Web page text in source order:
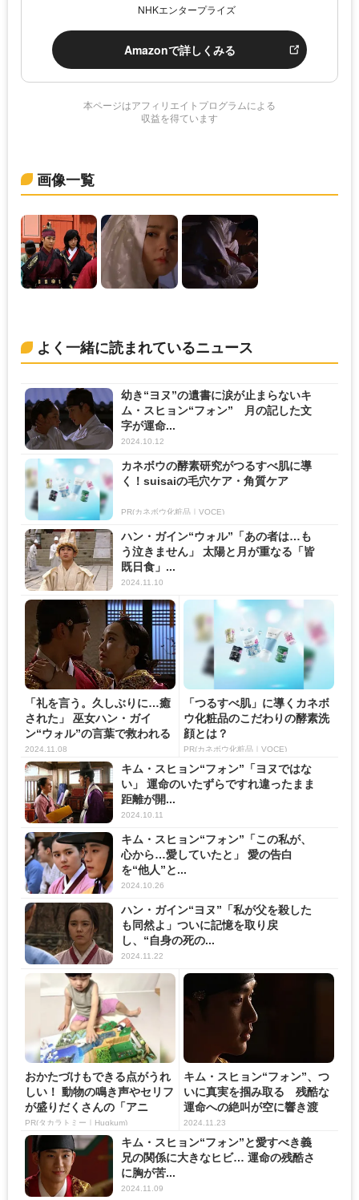
NHKエンタープライズ
Amazonで詳しくみる
本ページはアフィリエイトプログラムによる
収益を得ています
画像一覧
よく一緒に読まれているニュース
幼き“ヨヌ”の遺書に涙が止まらないキ
ム・スヒョン“フォン” 月の記した文
字が運命...
2024.10.12
カネボウの酵素研究がつるすべ肌に導
く！suisaiの毛穴ケア・角質ケア
PR(カネボウ化粧品｜VOCE)
ハン・ガイン“ウォル”「あの者は…も
う泣きません」 太陽と月が重なる「皆
既日食」...
2024.11.10
「礼を言う。久しぶりに…癒
された」 巫女ハン・ガイ
ン“ウォル”の言葉で救われる
キ...
2024.11.08
「つるすべ肌」に導くカネボ
ウ化粧品のこだわりの酵素洗
顔とは？
PR(カネボウ化粧品｜VOCE)
キム・スヒョン“フォン”「ヨヌではな
い」 運命のいたずらですれ違ったまま
距離が開...
2024.10.11
キム・スヒョン“フォン”「この私が、
心から…愛していたと」 愛の告白
を“他人”と...
2024.10.26
ハン・ガイン“ヨヌ”「私が父を殺した
も同然よ」ついに記憶を取り戻
し、“自身の死の...
2024.11.22
おかたづけもできる点がうれ
しい！ 動物の鳴き声やセリフ
が盛りだくさんの「アニ
ア ...
PR(タカラトミー｜Hugkum)
キム・スヒョン“フォン”、つ
いに真実を掴み取る 残酷な
運命への絶叫が空に響き渡
る...
2024.11.23
キム・スヒョン“フォン”と愛すべき義
兄の関係に大きなヒビ… 運命の残酷さ
に胸が苦...
2024.11.09